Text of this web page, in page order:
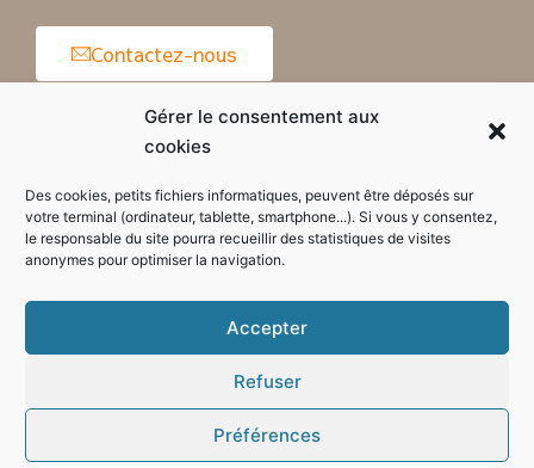
Gérer le consentement aux
cookies
Des cookies, petits fichiers informatiques, peuvent être déposés sur
votre terminal (ordinateur, tablette, smartphone...). Si vous y consentez,
le responsable du site pourra recueillir des statistiques de visites
anonymes pour optimiser la navigation.
Accepter
Refuser
Préférences
Contactez-nous
Horaires d'ouverture de la mairie
Mode sombre :